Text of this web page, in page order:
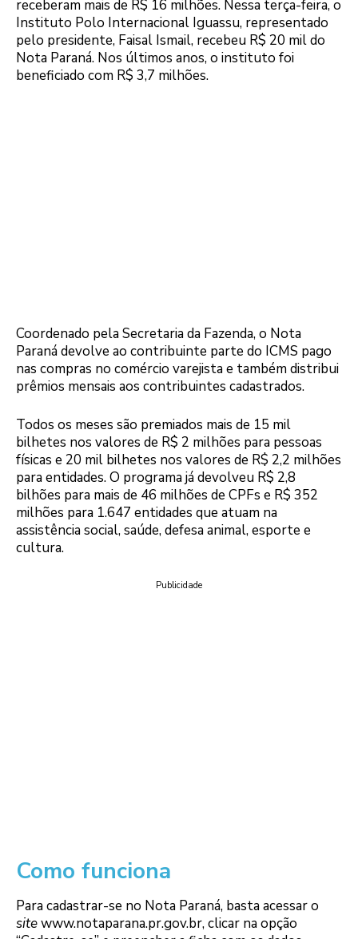
receberam mais de R$ 16 milhões. Nessa terça-feira, o
Instituto Polo Internacional Iguassu, representado
pelo presidente, Faisal Ismail, recebeu R$ 20 mil do
Nota Paraná. Nos últimos anos, o instituto foi
beneficiado com R$ 3,7 milhões.
Coordenado pela Secretaria da Fazenda, o Nota
Paraná devolve ao contribuinte parte do ICMS pago
nas compras no comércio varejista e também distribui
prêmios mensais aos contribuintes cadastrados.
Todos os meses são premiados mais de 15 mil
bilhetes nos valores de R$ 2 milhões para pessoas
físicas e 20 mil bilhetes nos valores de R$ 2,2 milhões
para entidades. O programa já devolveu R$ 2,8
bilhões para mais de 46 milhões de CPFs e R$ 352
milhões para 1.647 entidades que atuam na
assistência social, saúde, defesa animal, esporte e
cultura.
Publicidade
Como funciona
Para cadastrar-se no Nota Paraná, basta acessar o
sitewww.notaparana.pr.gov.br, clicar na opção